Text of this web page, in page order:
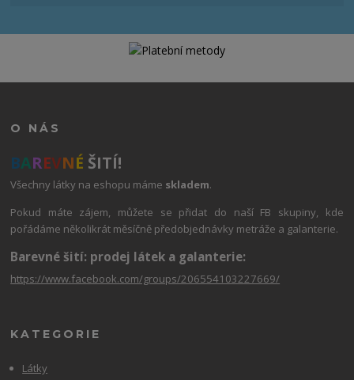
O NÁS
BAREVNÉ ŠITÍ!
Všechny látky na eshopu máme skladem.
Pokud máte zájem, můžete se přidat do naší FB skupiny, kde
pořádáme několikrát měsíčně předobjednávky metráže a galanterie.
Barevné šití: prodej látek a galanterie:
https://www.facebook.com/groups/206554103227669/
KATEGORIE
Látky